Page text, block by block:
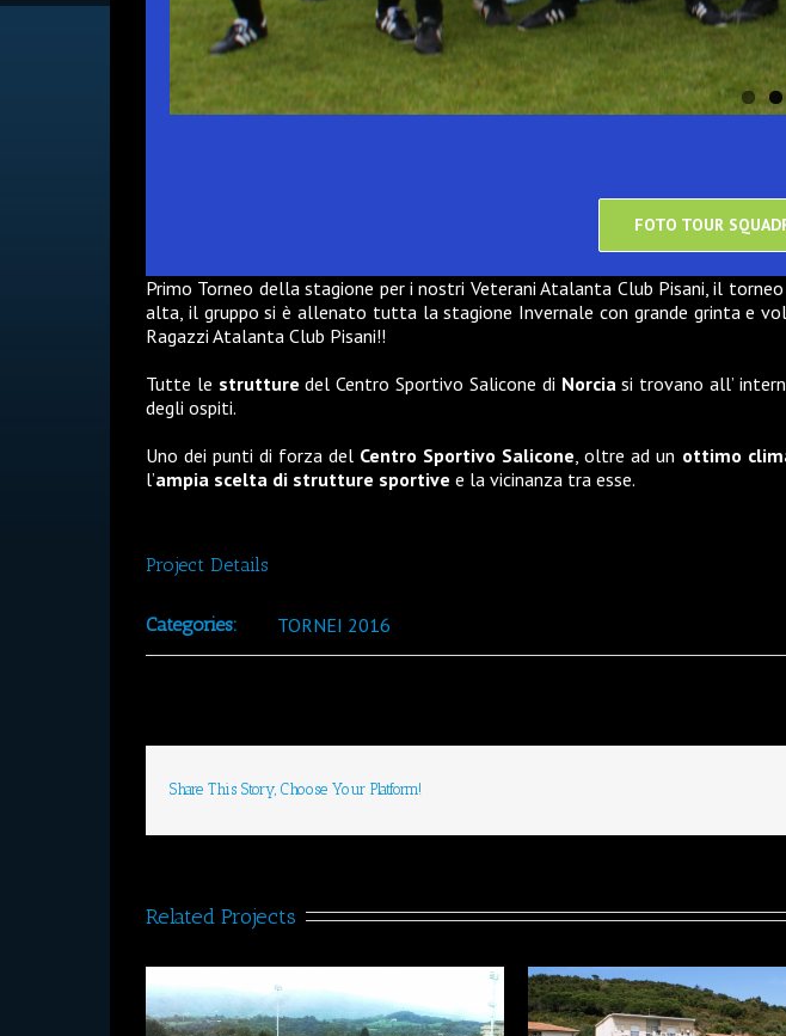
FOTO TOUR
Primo Torneo della stagione per i nostri Veterani Atalanta Club Pisani, il
alta, il gruppo si è allenato tutta la stagione Invernale con grande grinta e
Ragazzi Atalanta Club Pisani!!
Tutte le strutturedelCentro Sportivo Salicone di Norciasi trovano all’
degli ospiti.
Uno dei punti di forza del Centro Sportivo Salicone , oltre ad un ottimo
l’ampia scelta di strutture sportive e la vicinanza tra esse.
Project Details
Categories: TORNEI 2016
Share This Story, Choose Your Platform!
Related Projects